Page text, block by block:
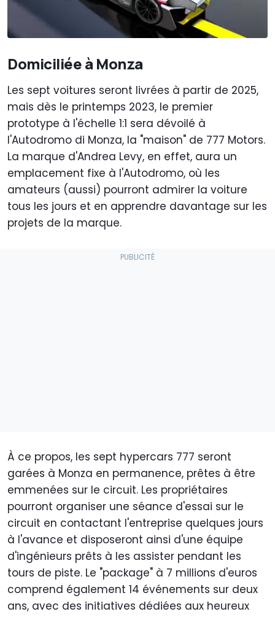
Domiciliée à Monza
Les sept voitures seront livrées à partir de 2025,
mais dès le printemps 2023, le premier
prototype à l'échelle 1:1 sera dévoilé à
l'Autodromo di Monza, la "maison" de 777 Motors.
La marque d'Andrea Levy, en effet, aura un
emplacement fixe à l'Autodromo, où les
amateurs (aussi) pourront admirer la voiture
tous les jours et en apprendre davantage sur les
projets de la marque.
À ce propos, les sept hypercars 777 seront
garées à Monza en permanence, prêtes à être
emmenées sur le circuit. Les propriétaires
pourront organiser une séance d'essai sur le
circuit en contactant l'entreprise quelques jours
à l'avance et disposeront ainsi d'une équipe
d'ingénieurs prêts à les assister pendant les
tours de piste. Le "package" à 7 millions d'euros
comprend également 14 événements sur deux
ans, avec des initiatives dédiées aux heureux